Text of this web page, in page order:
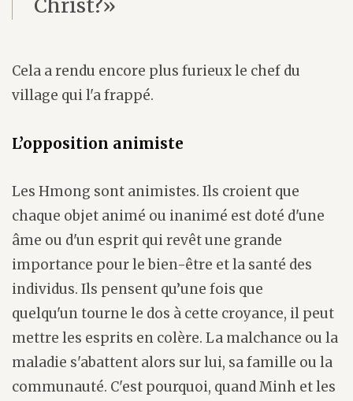
Christ?»
Cela a rendu encore plus furieux le chef du
village qui l'a frappé.
L’opposition animiste
Les Hmong sont animistes. Ils croient que
chaque objet animé ou inanimé est doté d'une
âme ou d'un esprit qui revêt une grande
importance pour le bien-être et la santé des
individus. Ils pensent qu’une fois que
quelqu'un tourne le dos à cette croyance, il peut
mettre les esprits en colère. La malchance ou la
maladie s'abattent alors sur lui, sa famille ou la
communauté. C'est pourquoi, quand Minh et les